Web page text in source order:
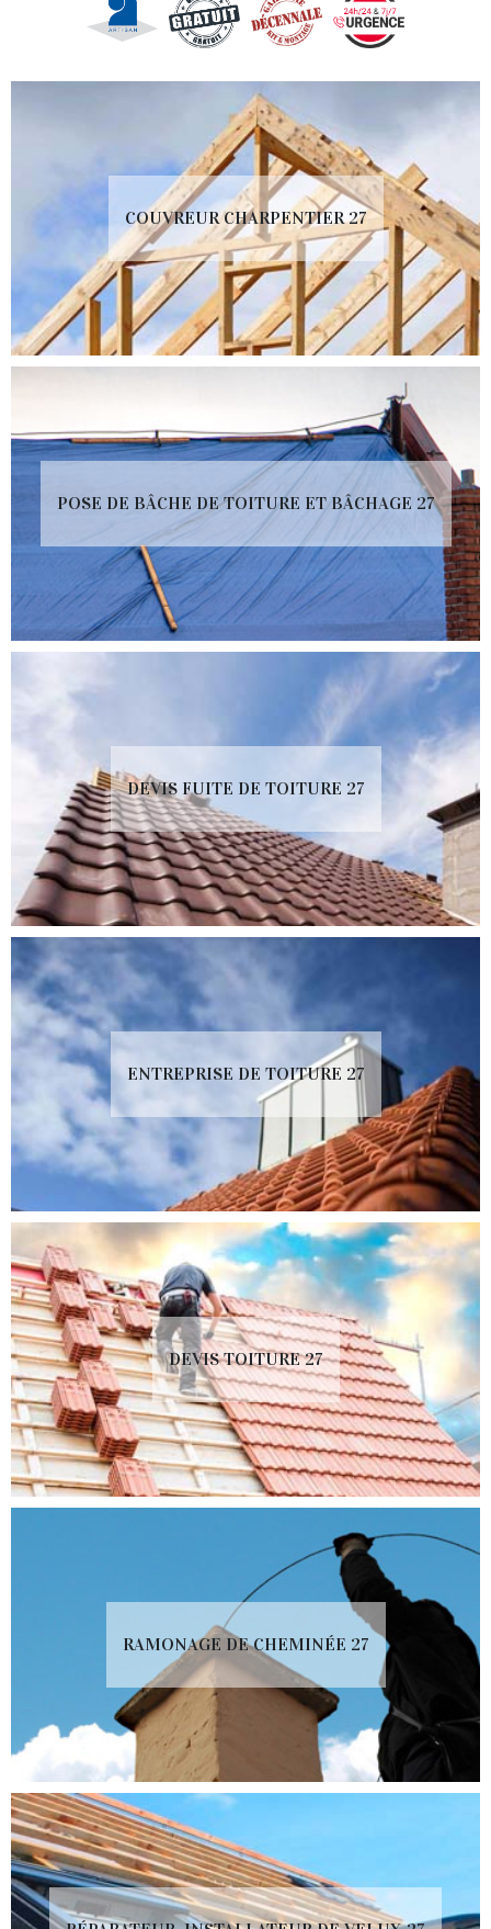
COUVREUR CHARPENTIER 27
POSE DE BÂCHE DE TOITURE ET BÂCHAGE 27
DEVIS FUITE DE TOITURE 27
ENTREPRISE DE TOITURE 27
DEVIS TOITURE 27
RAMONAGE DE CHEMINÉE 27